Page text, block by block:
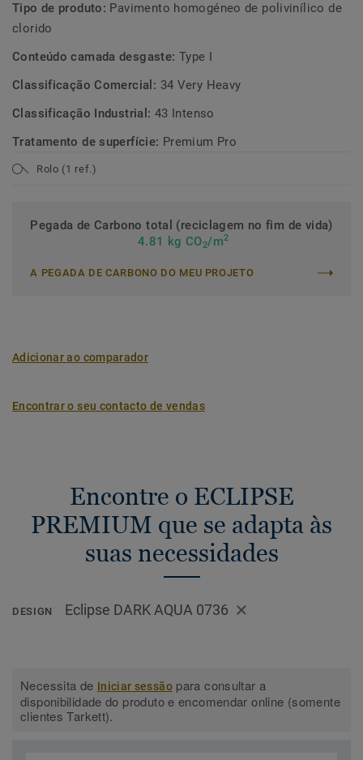
Tipo de produto: Pavimento homogéneo de polivinílico de
clorido
Conteúdo camada desgaste: Type I
Classificação Comercial: 34 Very Heavy
Classificação Industrial: 43 Intenso
Tratamento de superfície: Premium Pro
Rolo (1 ref.)
Pegada de Carbono total (reciclagem no fim de vida)
4.81 kg CO2/m2
A PEGADA DE CARBONO DO MEU PROJETO
Adicionar ao comparador
Encontrar o seu contacto de vendas
Encontre o ECLIPSE
PREMIUM que se adapta às
suas necessidades
DESIGN Eclipse DARK AQUA 0736
Necessita de Iniciar sessãopara consultar a
disponibilidade do produto e encomendar online (somente
clientes Tarkett).